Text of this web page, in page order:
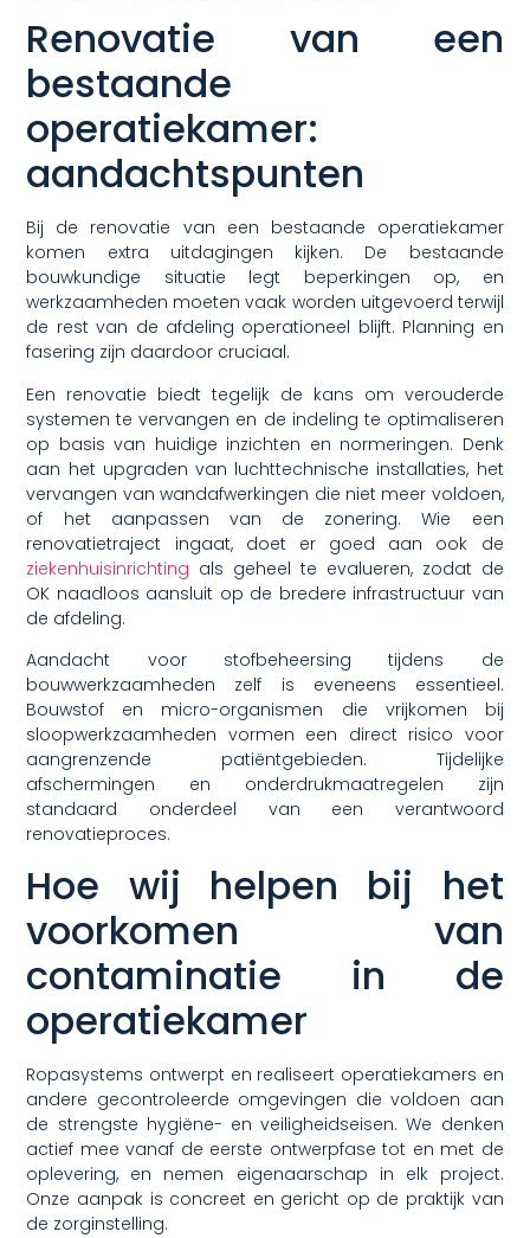
Renovatie van een
bestaande
operatiekamer:
aandachtspunten
Bij de renovatie van een bestaande operatiekamer
komen extra uitdagingen kijken. De bestaande
bouwkundige situatie legt beperkingen op, en
werkzaamheden moeten vaak worden uitgevoerd terwijl
de rest van de afdeling operationeel blijft. Planning en
fasering zijn daardoor cruciaal.
Een renovatie biedt tegelijk de kans om verouderde
systemen te vervangen en de indeling te optimaliseren
op basis van huidige inzichten en normeringen. Denk
aan het upgraden van luchttechnische installaties, het
vervangen van wandafwerkingen die niet meer voldoen,
of het aanpassen van de zonering. Wie een
renovatietraject ingaat, doet er goed aan ook de
ziekenhuisinrichting als geheel te evalueren, zodat de
OK naadloos aansluit op de bredere infrastructuur van
de afdeling.
Aandacht voor stofbeheersing tijdens de
bouwwerkzaamheden zelf is eveneens essentieel.
Bouwstof en micro-organismen die vrijkomen bij
sloopwerkzaamheden vormen een direct risico voor
aangrenzende patiëntgebieden. Tijdelijke
afschermingen en onderdrukmaatregelen zijn
standaard onderdeel van een verantwoord
renovatieproces.
Hoe wij helpen bij het
voorkomen van
contaminatie in de
operatiekamer
Ropasystems ontwerpt en realiseert operatiekamers en
andere gecontroleerde omgevingen die voldoen aan
de strengste hygiëne- en veiligheidseisen. We denken
actief mee vanaf de eerste ontwerpfase tot en met de
oplevering, en nemen eigenaarschap in elk project.
Onze aanpak is concreet en gericht op de praktijk van
de zorginstelling.